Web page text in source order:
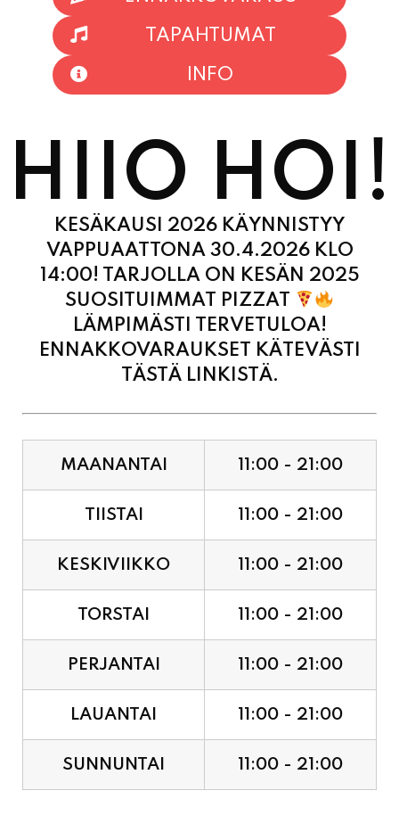
HIIO HOI!
KESÄKAUSI 2026 KÄYNNISTYY
VAPPUAATTONA 30.4.2026 KLO
14:00! TARJOLLA ON KESÄN 2025
SUOSITUIMMAT PIZZAT
LÄMPIMÄSTI TERVETULOA!
ENNAKKOVARAUKSET KÄTEVÄSTI
TÄSTÄ LINKISTÄ.
TIISTAI 11:00 - 21:00
KESKIVIIKKO 11:00 - 21:00
TORSTAI 11:00 - 21:00
PERJANTAI 11:00 - 21:00
LAUANTAI 11:00 - 21:00
SUNNUNTAI 11:00 - 21:00